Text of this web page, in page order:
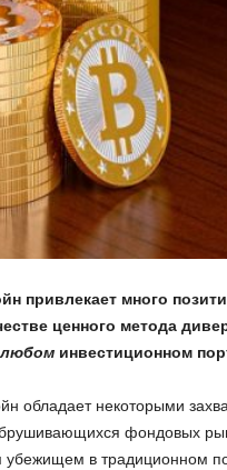
привлекает много
ценного метода
любом инвестиционном
обладает некоторыми
фондовых
убежищем в традиционном